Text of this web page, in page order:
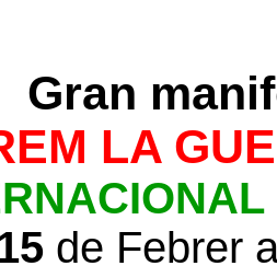
Gran
LA
de Febrer